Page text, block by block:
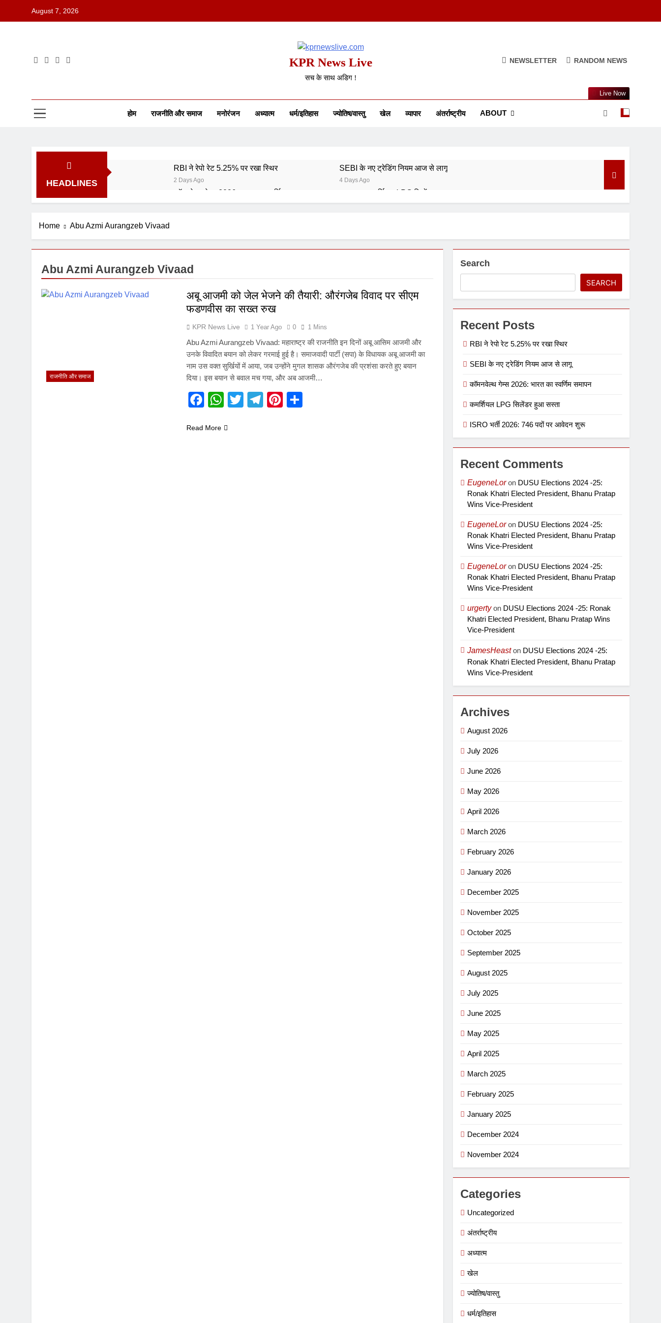
August 7, 2026
KPR News Live
सच के साथ अडिग !
NEWSLETTER RANDOM NEWS
होम राजनीति और समाज मनोरंजन अध्यात्म धर्म/इतिहास ज्योतिष/वास्तु खेल व्यापार अंतर्राष्ट्रीय ABOUT
Live Now
HEADLINES
RBI ने रेपो रेट 5.25% पर रखा स्थिर
2 Days Ago
SEBI के नए ट्रेडिंग नियम आज से लागू
4 Days Ago
कॉमनवेल्थ गेम्स 2026: भारत का स्वर्णिम समापन
5 Days Ago
कमर्शियल LPG सिलेंडर हुआ सस्ता
6 Days Ago
Home Abu Azmi Aurangzeb Vivaad
Abu Azmi Aurangzeb Vivaad
राजनीति और समाज
अबू आजमी को जेल भेजने की तैयारी: औरंगजेब विवाद पर सीएम
फडणवीस का सख्त रुख
KPR News Live 1 Year Ago 0 1 Mins
Abu Azmi Aurangzeb Vivaad: महाराष्ट्र की राजनीति इन दिनों अबू आसिम आजमी और
उनके विवादित बयान को लेकर गरमाई हुई है। समाजवादी पार्टी (सपा) के विधायक अबू आजमी का
नाम उस वक्त सुर्खियों में आया, जब उन्होंने मुगल शासक औरंगजेब की प्रशंसा करते हुए बयान
दिया। इस बयान से बवाल मच गया, और अब आजमी…
Facebook
WhatsApp
Twitter
Telegram
Pinterest
Read More
Search
SEARCH
Recent Posts
RBI ने रेपो रेट 5.25% पर रखा स्थिर
SEBI के नए ट्रेडिंग नियम आज से लागू
कॉमनवेल्थ गेम्स 2026: भारत का स्वर्णिम समापन
कमर्शियल LPG सिलेंडर हुआ सस्ता
ISRO भर्ती 2026: 746 पदों पर आवेदन शुरू
Recent Comments
EugeneLoron DUSU Elections 2024 -25:
Ronak Khatri Elected President, Bhanu Pratap
Wins Vice-President
EugeneLoron DUSU Elections 2024 -25:
Ronak Khatri Elected President, Bhanu Pratap
Wins Vice-President
EugeneLoron DUSU Elections 2024 -25:
Ronak Khatri Elected President, Bhanu Pratap
Wins Vice-President
urgertyon DUSU Elections 2024 -25: Ronak
Khatri Elected President, Bhanu Pratap Wins
Vice-President
JamesHeaston DUSU Elections 2024 -25:
Ronak Khatri Elected President, Bhanu Pratap
Wins Vice-President
Archives
August 2026
July 2026
June 2026
May 2026
April 2026
March 2026
February 2026
January 2026
December 2025
November 2025
October 2025
September 2025
August 2025
July 2025
June 2025
May 2025
April 2025
March 2025
February 2025
January 2025
December 2024
November 2024
Categories
Uncategorized
अंतर्राष्ट्रीय
अध्यात्म
खेल
ज्योतिष/वास्तु
धर्म/इतिहास